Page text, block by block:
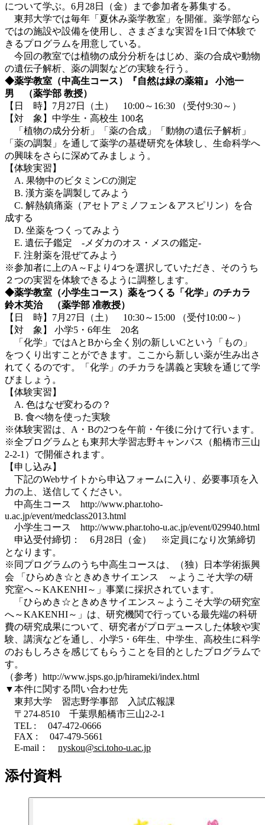
について学ぶ。6月28日（金）まで参加者を募集する。
東邦大学では毎年「夏休み薬学教室」を開催。薬学部なら
ではの施設や設備を使用し、さまざまな実習を1日で体験で
きるプログラムを用意している。
今回の教室では植物の成分分析をはじめ、薬の合成や動物
の遺伝子解析、薬の調製などの実験を行う。
◆薬学教室（中高生コース）『自然は緑の薬箱』 小池一
男 （薬学部 教授）
【日 時】7月27日（土） 10:00～16:30 （受付9:30～）
【対 象】中学生・高校生 100名
「植物の成分分析」「薬の合成」「動物の遺伝子解析」
「薬の調製」を通して薬学の基礎研究を体験し、生命科学へ
の興味をさらに深めてみましょう。
【体験実習】
A. 果物中のビタミンCの測定
B. 漢方薬を調製してみよう
C. 解熱鎮痛薬（アセトアミノフェン＆アスピリン）を合
成する
D. 坐薬をつくってみよう
E. 遺伝子鑑定 -メダカのオス・メスの鑑定-
F. 注射薬を混ぜてみよう
※参加者に上のA～Fより4つを選択していただき、そのうち
２つの実習を体験できるように調整します。
◆薬学教室（小学生コース）薬をつくる「化学」のチカラ
鈴木英治 （薬学部 准教授）
【日 時】7月27日（土） 10:30～15:00 （受付10:00～）
【対 象】 小学5・6年生 20名
「化学」ではAとBから全く別の新しいCという「もの」
をつくり出すことができます。ここから新しい薬が生み出さ
れてくるのです。「化学」のチカラを講義と実験を通じて学
びましょう。
【体験実習】
A. 色はなぜ変わるの？
B. 食べ物を使った実験
※体験実習は、A・Bの2つを午前・午後に分けて行います。
※全プログラムとも東邦大学習志野キャンパス（船橋市三山
2-2-1）で開催されます。
【申し込み】
下記のWebサイトから申込フォームに入り、必要事項を入
力の上、送信してください。
中高生コース http://www.phar.toho-
u.ac.jp/event/medclass2013.html
小学生コース http://www.phar.toho-u.ac.jp/event/029940.html
申込受付締切： 6月28日（金） ※定員になり次第締切
となります。
※同プログラムのうち中高生コースは、（独）日本学術振興
会 「ひらめき☆ときめきサイエンス ～ようこそ大学の研
究室へ～KAKENHI～」事業に採択されています。
「ひらめき☆ときめきサイエンス～ようこそ大学の研究室
へ～KAKENHI～」は、研究機関で行っている最先端の科研
費の研究成果について、研究者がプロデュースした体験や実
験、講演などを通し、小学5・6年生、中学生、高校生に科学
のおもしろさを感じてもらうことを目的としたプログラムで
す。
（参考）http://www.jsps.go.jp/hirameki/index.html
▼本件に関する問い合わせ先
東邦大学 習志野学事部 入試広報課
〒274-8510 千葉県船橋市三山2-2-1
TEL : 047-472-0666
FAX : 047-479-5661
E-mail： nyskou@sci.toho-u.ac.jp
添付資料